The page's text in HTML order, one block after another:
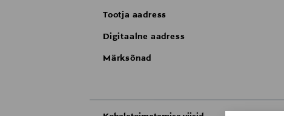
Tootja aadress
Digitaalne aadress
Märksõnad